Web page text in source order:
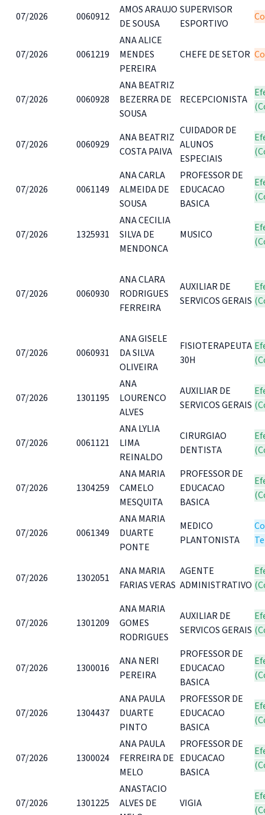
07/2026 0060912
AMOS ARAUJO
DE SOUSA
SUPERVISOR
ESPORTIVO
07/2026 0061219
ANA ALICE
MENDES
PEREIRA
CHEFE DE SETOR
07/2026 0060928
ANA BEATRIZ
BEZERRA DE
SOUSA
RECEPCIONISTA
07/2026 0060929
ANA BEATRIZ
COSTA PAIVA
CUIDADOR DE
ALUNOS
ESPECIAIS
07/2026 0061149
ANA CARLA
ALMEIDA DE
SOUSA
PROFESSOR DE
EDUCACAO
BASICA
07/2026 1325931
ANA CECILIA
SILVA DE
MENDONCA
MUSICO
07/2026 0060930
ANA CLARA
RODRIGUES
FERREIRA
AUXILIAR DE
SERVICOS GERAIS
07/2026 0060931
ANA GISELE
DA SILVA
OLIVEIRA
FISIOTERAPEUTA
30H
07/2026 1301195
ANA
LOURENCO
ALVES
AUXILIAR DE
SERVICOS GERAIS
07/2026 0061121
ANA LYLIA
LIMA
REINALDO
CIRURGIAO
DENTISTA
07/2026 1304259
ANA MARIA
CAMELO
MESQUITA
PROFESSOR DE
EDUCACAO
BASICA
07/2026 0061349
ANA MARIA
DUARTE
PONTE
MEDICO
PLANTONISTA
07/2026 1302051
ANA MARIA
FARIAS VERAS
AGENTE
ADMINISTRATIVO
07/2026 1301209
ANA MARIA
GOMES
RODRIGUES
AUXILIAR DE
SERVICOS GERAIS
07/2026 1300016
ANA NERI
PEREIRA
PROFESSOR DE
EDUCACAO
BASICA
07/2026 1304437
ANA PAULA
DUARTE
PINTO
PROFESSOR DE
EDUCACAO
BASICA
07/2026 1300024
ANA PAULA
FERREIRA DE
MELO
PROFESSOR DE
EDUCACAO
BASICA
07/2026 1301225
ANASTACIO
ALVES DE
VIGIA